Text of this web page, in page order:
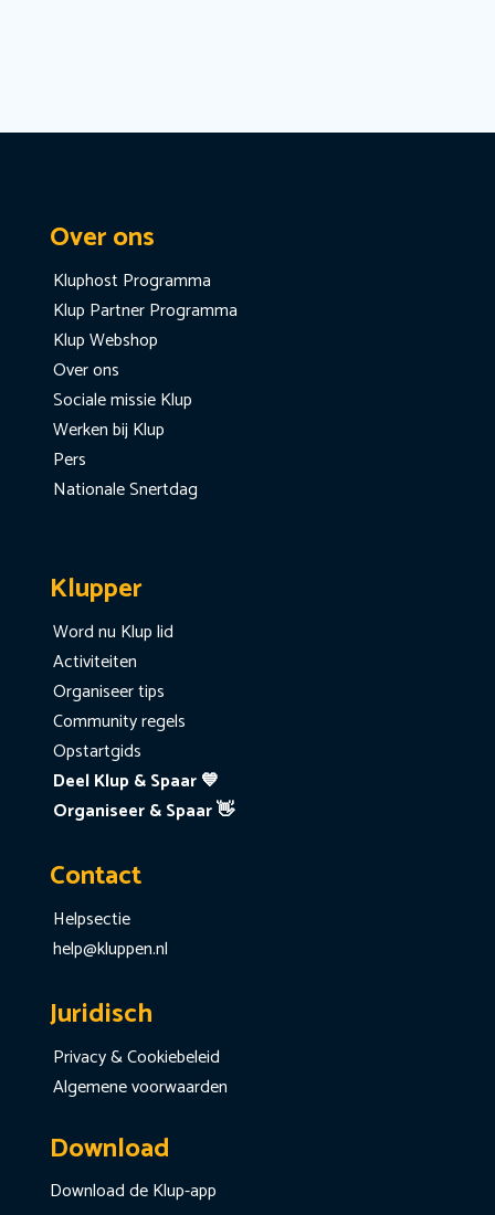
Over ons
Kluphost Programma
Klup Partner Programma
Klup Webshop
Over ons
Sociale missie Klup
Werken bij Klup
Pers
Nationale Snertdag
Klupper
Word nu Klup lid
Activiteiten
Organiseer tips
Community regels
Opstartgids
Deel Klup & Spaar 💙
Organiseer & Spaar 👋
Contact
Helpsectie
help@kluppen.nl
Juridisch
Privacy & Cookiebeleid
Algemene voorwaarden
Download
Download de Klup-app